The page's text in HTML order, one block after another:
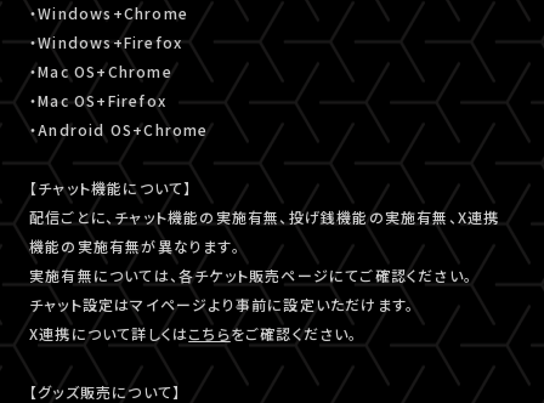
・Windows+Chrome
・Windows+Firefox
・Mac OS+Chrome
・Mac OS+Firefox
・Android OS+Chrome
【チャット機能について】
配信ごとに、チャット機能の実施有無、投げ銭機能の実施有無、X連携
機能の実施有無が異なります。
実施有無については、各チケット販売ページにてご確認ください。
チャット設定はマイページより事前に設定いただけます。
X連携について詳しくはこちらをご確認ください。
【グッズ販売について】